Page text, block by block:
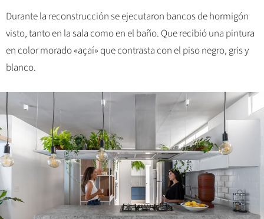
Durante la reconstrucción se ejecutaron bancos de hormigón
visto, tanto en la sala como en el baño. Que recibió una pintura
en color morado «açaí» que contrasta con el piso negro, gris y
blanco.